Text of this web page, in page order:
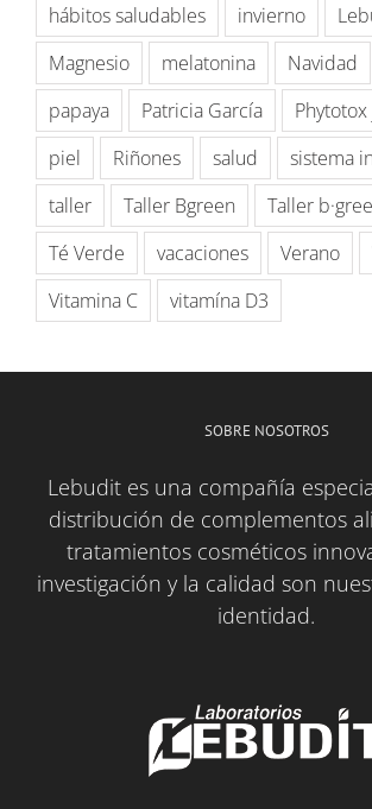
hábitos saludables
invierno
Magnesio
melatonina Navidad
papaya
Patricia García
piel
Riñones salud
sistema
taller
Taller Bgreen
Taller
Té Verde
vacaciones Verano
Vitamina C
vitamína D3
SOBRE NOSOTROS
Lebudit es una compañía
distribución de complementos
tratamientos cosméticos
investigación y la calidad son
identidad.